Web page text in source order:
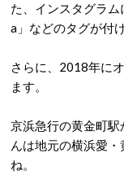
た、インスタグラ
a」などのタグが付
さらに、2018年に
ます。
京浜急行の黄金町
んは地元の横浜愛
ね。